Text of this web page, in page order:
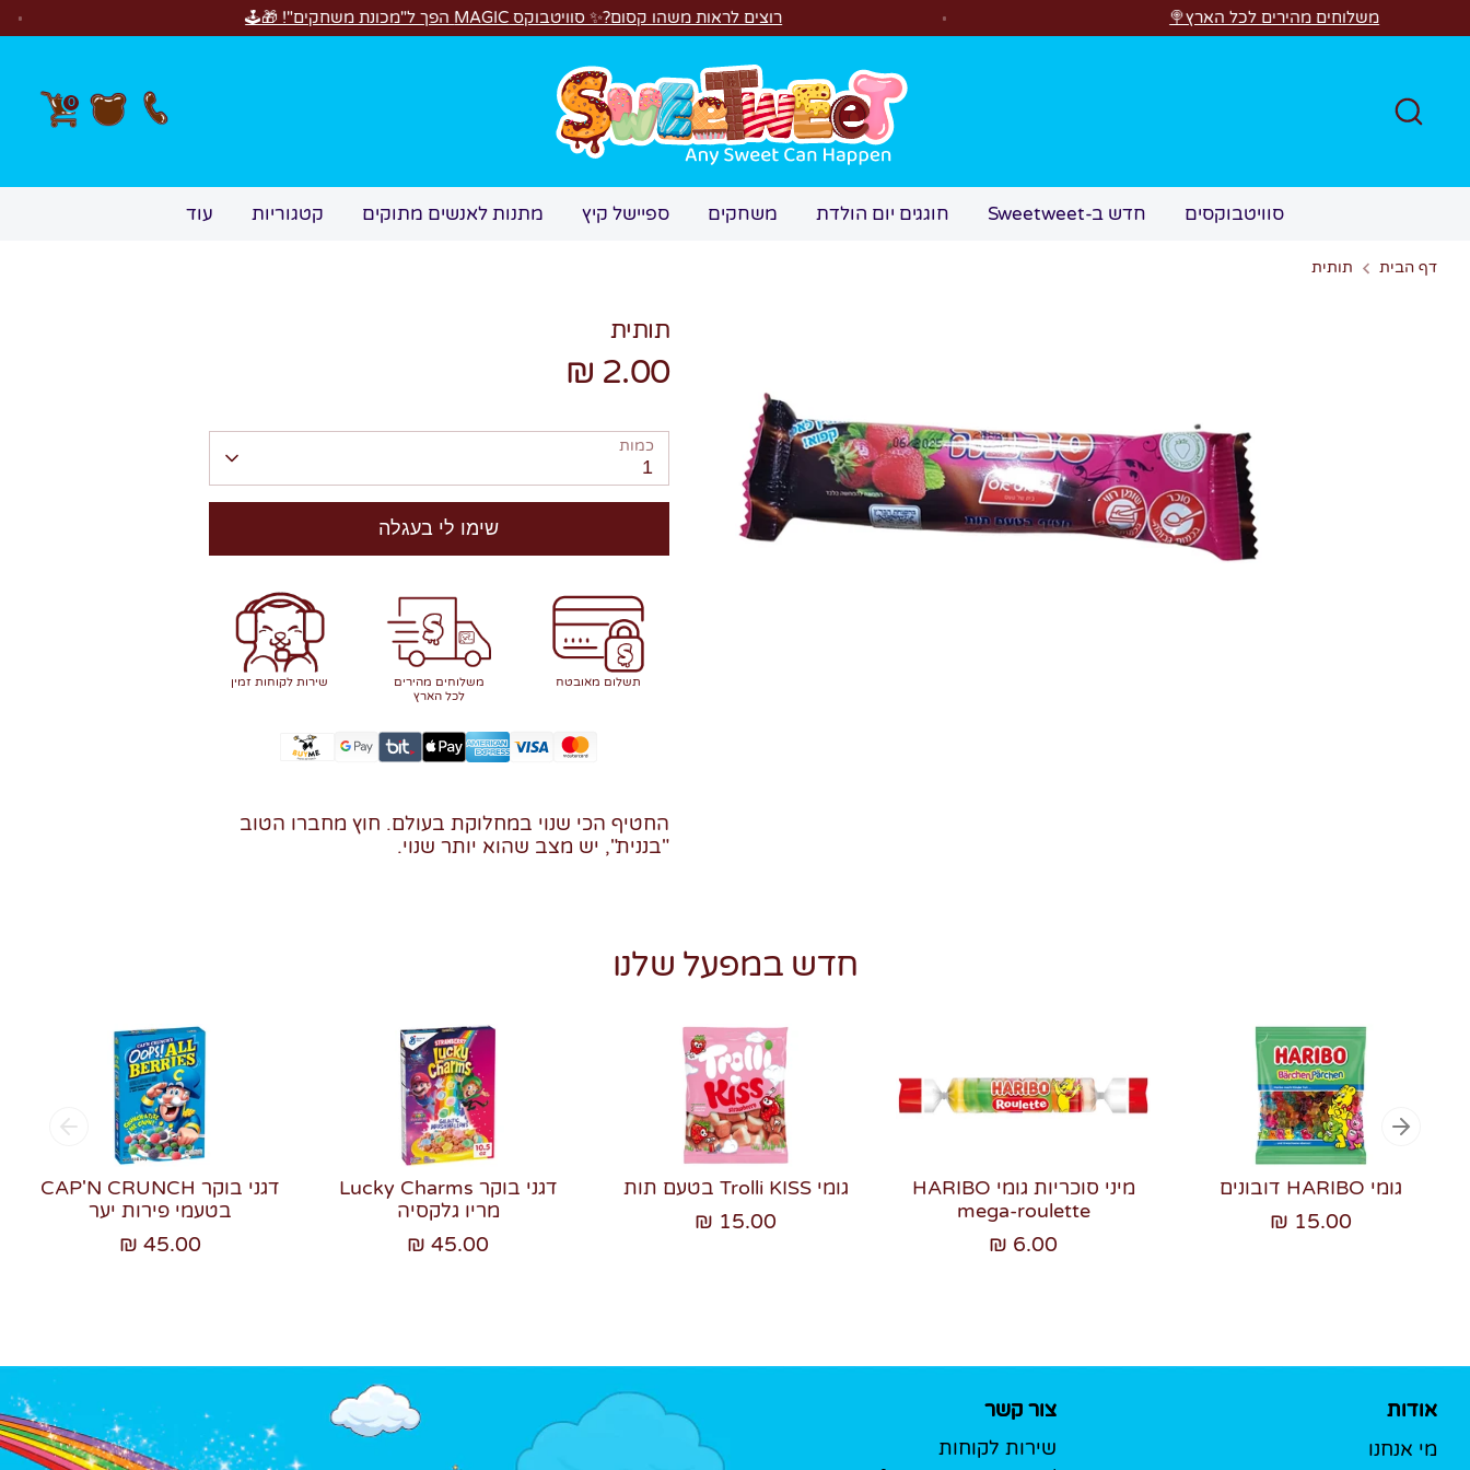
משלוחים מהירים לכל הארץ🍭 רוצים לראות משהו קסום?✨ סוויטבוקס MAGIC הפך ל"מכונת משחקים"! 🎁🕹️
חיפוש 0
סוויטבוקסים חדש ב-Sweetweet חוגגים יום הולדת משחקים ספיישל קיץ מתנות לאנשים מתוקים קטגוריות עוד
דף הבית תותית
תותית
2.00 ₪
כמות
1
שימו לי בעגלה
תשלום מאובטח
משלוחים מהירים
לכל הארץ
שירות לקוחות זמין
החטיף הכי שנוי במחלוקת בעולם. חוץ מחברו הטוב
"בננית", יש מצב שהוא יותר שנוי.
חדש במפעל שלנו
דגני בוקר CAP'N CRUNCH
בטעמי פירות יער
45.00 ₪
דגני בוקר Lucky Charms
מריו גלקסיה
45.00 ₪
גומי Trolli KISS בטעם תות
15.00 ₪
מיני סוכריות גומי HARIBO
mega-roulette
6.00 ₪
גומי HARIBO דובונים
15.00 ₪
אודות
מי אנחנו
צור קשר
שירות לקוחות